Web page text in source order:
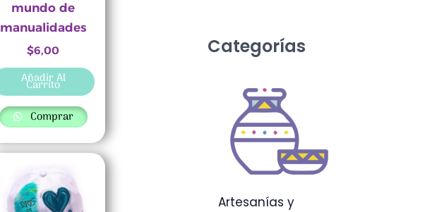
mundo de
manualidades
$6,00
Añadir Al
Carrito
Comprar
Categorías
Artesanías y